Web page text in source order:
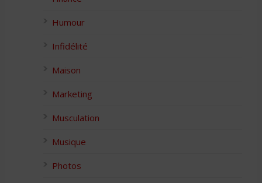
Humour
Infidélité
Maison
Marketing
Musculation
Musique
Photos